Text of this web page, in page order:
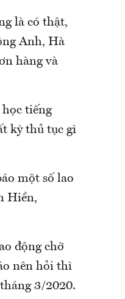
là có thật,
Anh, Hà
hàng và
tiếng
kỳ thủ tục gì
một số lao
Hiền,
động chờ
nên hỏi thì
3/2020.